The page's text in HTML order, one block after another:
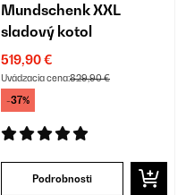
Mundschenk XXL
sladový kotol
519,90 €
Uvádzacia cena:829,90 €
-37%
Podrobnosti